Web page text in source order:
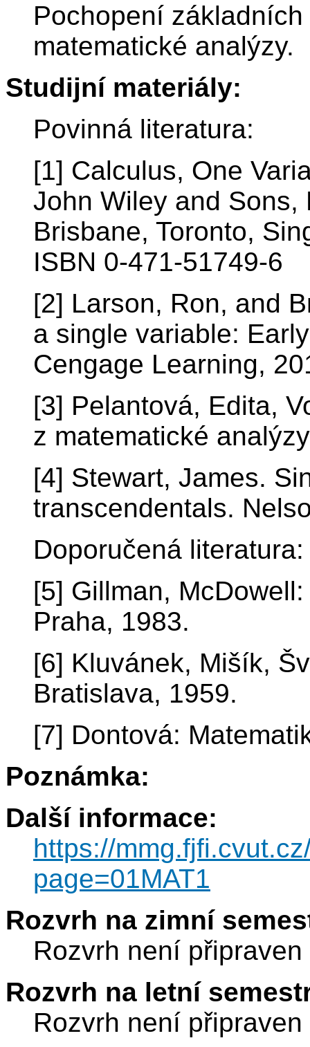
Pochopení
matematické analýzy.
Studijní materiály:
Povinná literatura:
[1] Calculus, One
John Wiley and Sons,
Brisbane, Toronto,
ISBN 0-471-51749-6
[2] Larson, Ron, and
a single variable:
Cengage Learning,
[3] Pelantová, Edita,
z matematické
[4] Stewart, James.
transcendentals.
Doporučená literatura:
[5] Gillman,
Praha, 1983.
[6] Kluvánek, Mišík,
Bratislava, 1959.
[7] Dontová:
Poznámka:
Další informace:
https://
page=01MAT1
Rozvrh na zimní
Rozvrh není připraven
Rozvrh na letní
Rozvrh není připraven